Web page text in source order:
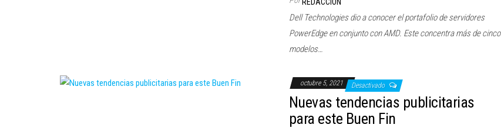
Dell Technologies dio a conocer el portafolio de servidores
PowerEdge en conjunto con AMD. Este concentra más de cinco
modelos…
octubre 5, 2021 Desactivado
Nuevas tendencias publicitarias
para este Buen Fin